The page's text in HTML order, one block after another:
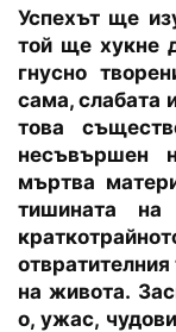
Успехът ще
той ще хукне
гнусно
сама, слабата
това
несъвършен
мъртва
тишината на
на живота.
о, ужас,